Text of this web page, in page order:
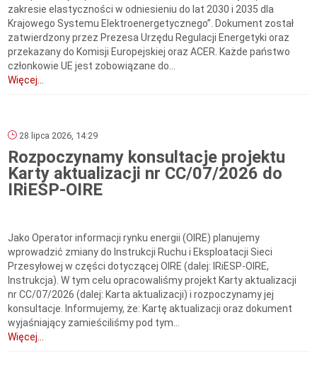
zakresie elastyczności w odniesieniu do lat 2030 i 2035 dla
Krajowego Systemu Elektroenergetycznego”. Dokument został
zatwierdzony przez Prezesa Urzędu Regulacji Energetyki oraz
przekazany do Komisji Europejskiej oraz ACER. Każde państwo
członkowie UE jest zobowiązane do...
Więcej...
28 lipca 2026, 14:29
Rozpoczynamy konsultacje projektu
Karty aktualizacji nr CC/07/2026 do
IRiESP-OIRE
Jako Operator informacji rynku energii (OIRE) planujemy
wprowadzić zmiany do Instrukcji Ruchu i Eksploatacji Sieci
Przesyłowej w części dotyczącej OIRE (dalej: IRiESP-OIRE,
Instrukcja). W tym celu opracowaliśmy projekt Karty aktualizacji
nr CC/07/2026 (dalej: Karta aktualizacji) i rozpoczynamy jej
konsultacje. Informujemy, że: Kartę aktualizacji oraz dokument
wyjaśniający zamieściliśmy pod tym...
Więcej...